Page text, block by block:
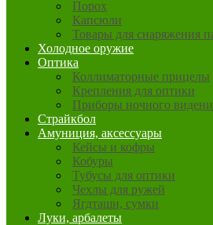
Порох
Капсюли
Товары для снаряжения
Холодное оружие
Оптика
Коллиматорные прицелы
Крепления для оптики
Приборы ночного
Страйкбол
Амуниция, аксессуары
Кейсы и кофры
Кобуры
Тубусы для оптики
Чехлы для ружей
Ягдташи, сумки
Луки, арбалеты